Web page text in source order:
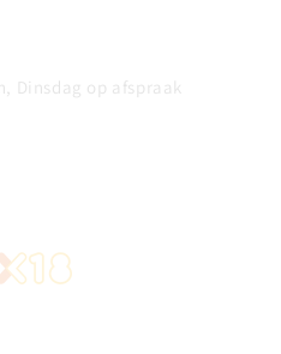
Dinsdag op afspraak